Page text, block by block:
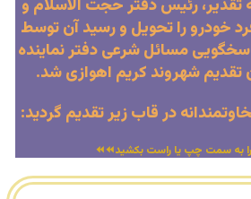
تقدیر، رئیس دفتر حجت الاسلام و
خودرو را تحویل و رسید آن توسط
مسائل شرعی دفتر نماینده
تقدیم شهروند کریم اهوازی شد.
در قاب زیر تقدیم گردید:
به سمت چپ یا راست بکشید⏪⏪